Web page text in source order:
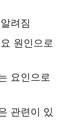
려짐
원인으로
요인으로
관련이 있